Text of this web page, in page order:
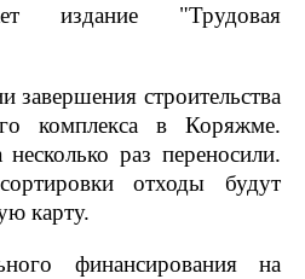
издание "Трудовая
завершения строительства
комплекса в Коряжме.
раз переносили.
отходы будут
карту.
финансирования на